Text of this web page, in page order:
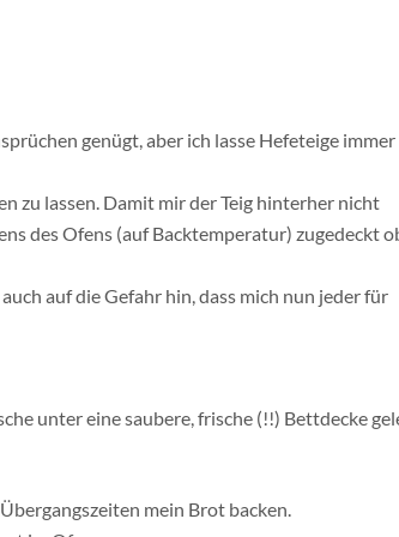
genügt, aber ich lasse Hefeteige immer
zu lassen. Damit mir der Teig hinterher nicht
des Ofens (auf Backtemperatur) zugedeckt
auf die Gefahr hin, dass mich nun jeder für
unter eine saubere, frische (!!) Bettdecke
mein Brot backen.